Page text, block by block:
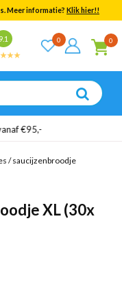
Meer informatie? Klik hier!!
9.1 0 0
€95,-
/saucijzenbroodje
XL (30x